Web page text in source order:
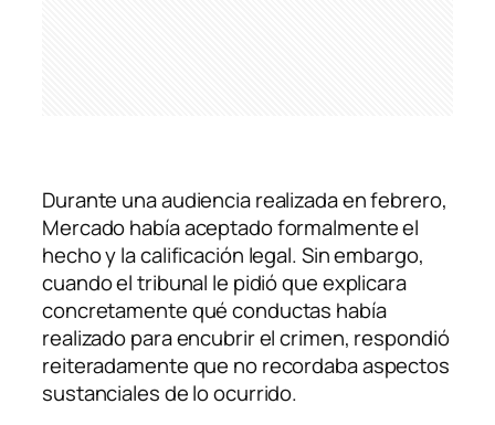
Durante una audiencia realizada en febrero,
Mercado había aceptado formalmente el
hecho y la calificación legal. Sin embargo,
cuando el tribunal le pidió que explicara
concretamente qué conductas había
realizado para encubrir el crimen, respondió
reiteradamente que no recordaba aspectos
sustanciales de lo ocurrido.